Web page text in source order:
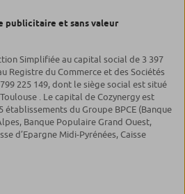
publicitaire et sans valeur
Simplifiée au capital social de 3 397
Registre du Commerce et des Sociétés
225 149, dont le siège social est situé
. Le capital de Cozynergy est
du Groupe BPCE (Banque
Banque Populaire Grand Ouest,
d’Epargne Midi-Pyrénées, Caisse